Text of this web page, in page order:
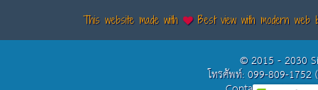
This website made with Best view with modern web
© 2015 - 2030
โทรศัพท์: 099-809-1752